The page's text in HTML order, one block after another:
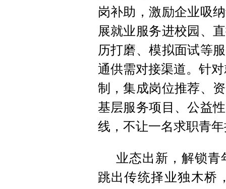
岗补助，激励企业吸
展就业服务进校园、
历打磨、模拟面试等
通供需对接渠道。针
制，集成岗位推荐、
基层服务项目、公益
线，不让一名求职青
业态出新，解锁
跳出传统择业独木桥